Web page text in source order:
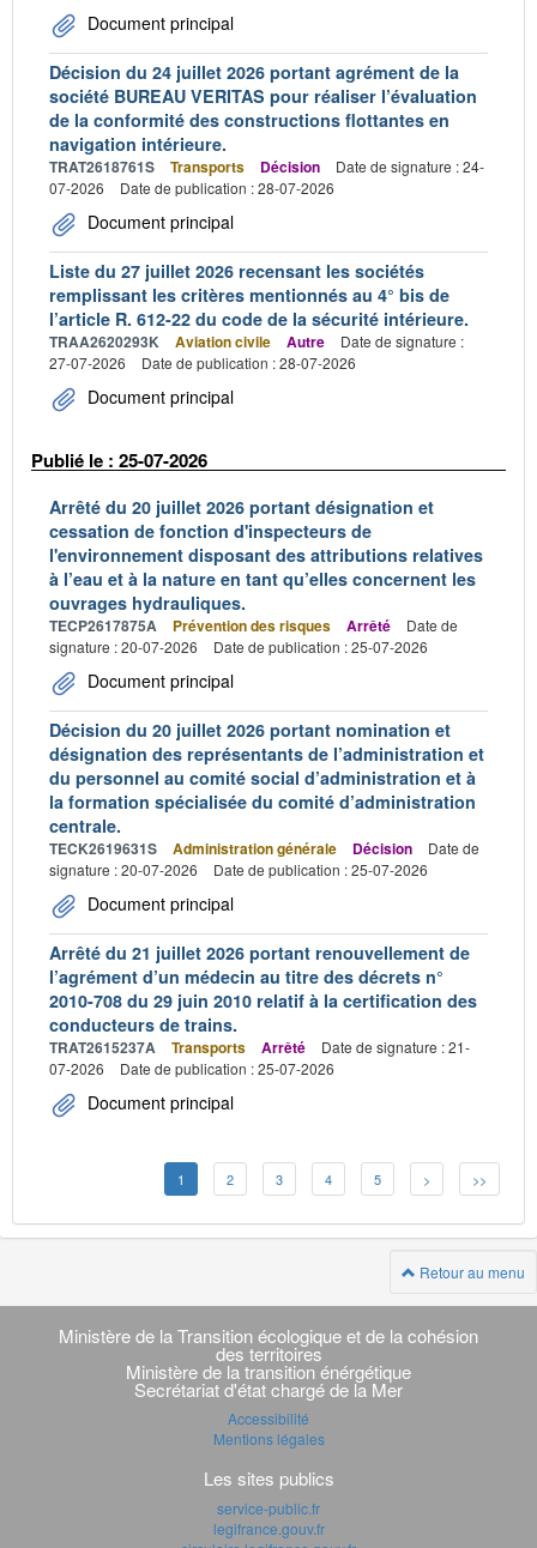
Document principal
Décision du 24 juillet 2026 portant agrément de la
société BUREAU VERITAS pour réaliser l’évaluation
de la conformité des constructions flottantes en
navigation intérieure.
TRAT2618761S Transports Décision
Date de signature : 24-
07-2026
Date de publication : 28-07-2026
Document principal
Liste du 27 juillet 2026 recensant les sociétés
remplissant les critères mentionnés au 4° bis de
l’article R. 612-22 du code de la sécurité intérieure.
TRAA2620293K Aviation civile Autre
Date de signature :
27-07-2026
Date de publication : 28-07-2026
Document principal
Publié le : 25-07-2026
Arrêté du 20 juillet 2026 portant désignation et
cessation de fonction d'inspecteurs de
l'environnement disposant des attributions relatives
à l’eau et à la nature en tant qu’elles concernent les
ouvrages hydrauliques.
TECP2617875A Prévention des risques Arrêté
Date de
signature : 20-07-2026
Date de publication : 25-07-2026
Document principal
Décision du 20 juillet 2026 portant nomination et
désignation des représentants de l’administration et
du personnel au comité social d’administration et à
la formation spécialisée du comité d’administration
centrale.
TECK2619631S Administration générale Décision
Date de
signature : 20-07-2026
Date de publication : 25-07-2026
Document principal
Arrêté du 21 juillet 2026 portant renouvellement de
l’agrément d’un médecin au titre des décrets n°
2010-708 du 29 juin 2010 relatif à la certification des
conducteurs de trains.
TRAT2615237A Transports Arrêté
Date de signature : 21-
07-2026
Date de publication : 25-07-2026
Document principal
1 2 3 4 5 > >>
Retour au menu
Navigation
transverse
Ministère de la Transition écologique et de la cohésion
des territoires
Ministère de la transition énérgétique
Secrétariat d'état chargé de la Mer
Accessibilité
Mentions légales
Les sites publics
service-public.fr
legifrance.gouv.fr